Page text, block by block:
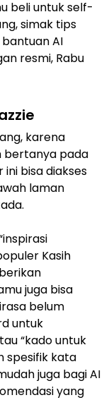
beli untuk self-
simak tips
AI
resmi, Rabu
karena
bertanya pada
ini bisa diakses
laman
Kasih
juga bisa
belum
untuk
“kado untuk
spesifik kata
juga bagi AI
yang